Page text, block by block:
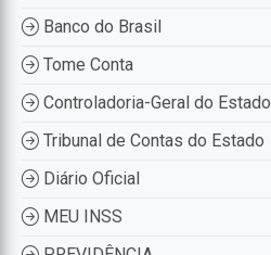
Banco do Brasil
Tome Conta
Controladoria-Geral do Estado
Tribunal de Contas do Estado
Diário Oficial
MEU INSS